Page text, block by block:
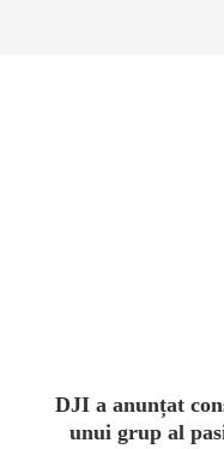
DJI a anunțat
unui grup al